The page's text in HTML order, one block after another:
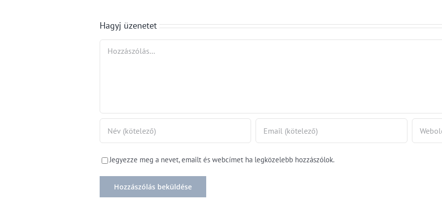
ismernie
Hagyj üzenetet
Jegyezze meg a nevet, emailt és webcímet ha legközelebb hozzászólok.